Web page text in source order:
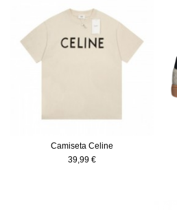
Camiseta Celine
39,99 €